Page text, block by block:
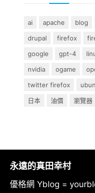
ai apache blog
drupal
firefox
google
gpt-4
nvidia
ogame
twitter firefox
日本
油價 瀏覽器
永遠的真田幸村
優格網 Yblog =